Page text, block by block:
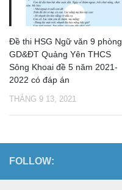
Đề thi HSG Ngữ văn 9 phòng
GD&ĐT Quảng Yên THCS
Sông Khoai đề 5 năm 2021-
2022 có đáp án
THÁNG 9 13, 2021
FOLLOW: